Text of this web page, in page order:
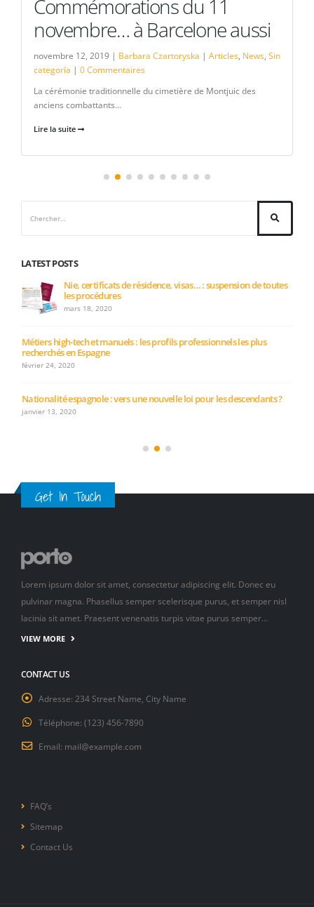
Commémorations du 11
novembre… à Barcelone aussi
novembre 12, 2019 | Barbara Czartoryska | Articles News Sin
categoría | 0 Commentaires
La cérémonie traditionnelle du cimetière de Montjuic des
anciens combattants...
Lire la suite
les procédures
mars 18, 2020
recherchés en Espagne
février 24, 2020
janvier 13, 2020
Get In Touch
Lorem ipsum dolor sit amet, consectetur adipiscing elit. Donec eu
pulvinar magna. Phasellus semper scelerisque purus, et semper nisl
lacinia sit amet. Praesent venenatis turpis vitae purus semper…
Sitemap
Contact Us